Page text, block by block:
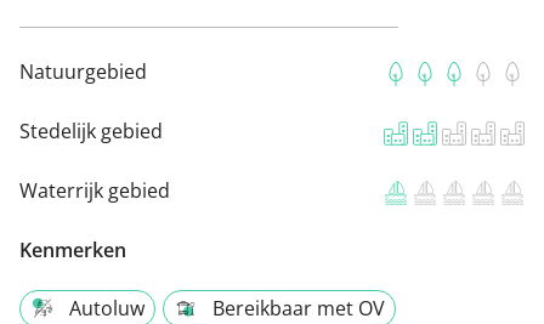
Natuurgebied
Stedelijk gebied
Waterrijk gebied
Kenmerken
Autoluw
Bereikbaar met OV